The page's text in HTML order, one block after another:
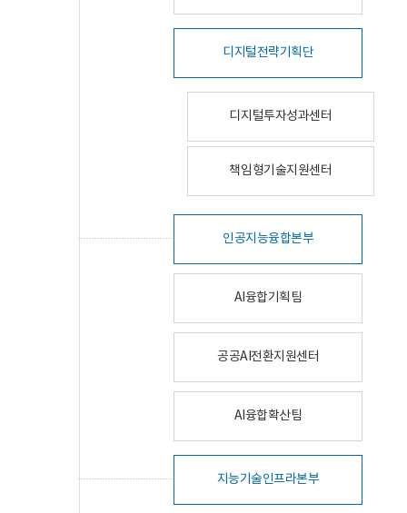
디지털전략기획단
디지털투자성과센터
책임형기술지원센터
인공지능융합본부
AI융합기획팀
공공AI전환지원센터
AI융합확산팀
지능기술인프라본부